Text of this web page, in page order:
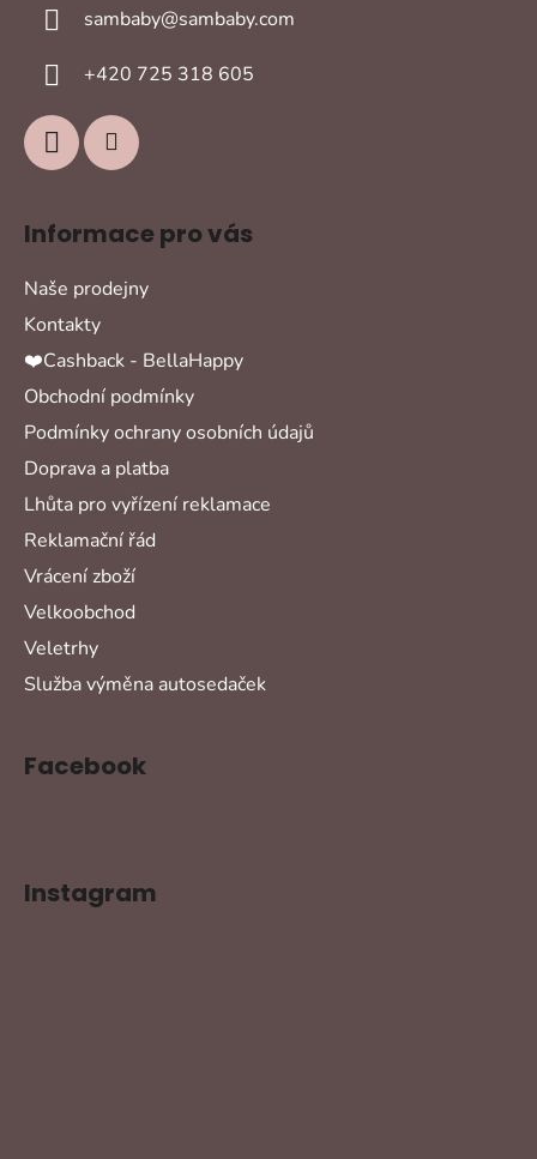
sambaby@sambaby.com
+420 725 318 605
Informace pro vás
Naše prodejny
Kontakty
❤️Cashback - BellaHappy
Obchodní podmínky
Podmínky ochrany osobních údajů
Doprava a platba
Lhůta pro vyřízení reklamace
Reklamační řád
Vrácení zboží
Velkoobchod
Veletrhy
Služba výměna autosedaček
Facebook
Instagram